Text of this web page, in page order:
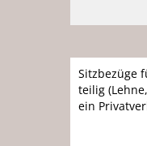
Sitzbezüge
teilig
ein